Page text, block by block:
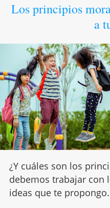
Los principios
a
¿Y cuáles son los
debemos trabajar con
ideas que te propongo.